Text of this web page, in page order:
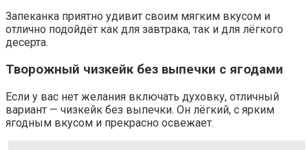
Запеканка приятно удивит своим мягким вкусом и
отлично подойдёт как для завтрака, так и для лёгкого
десерта.
Творожный чизкейк без выпечки с ягодами
Если у вас нет желания включать духовку, отличный
вариант — чизкейк без выпечки. Он лёгкий, с ярким
ягодным вкусом и прекрасно освежает.